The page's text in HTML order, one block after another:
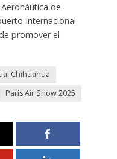
de
Internacional
promover el
Chihuahua
París Air Show 2025